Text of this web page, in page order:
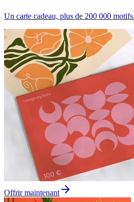
Un carte cadeau, plus de 200 000 motifs.
Offrir maintenant